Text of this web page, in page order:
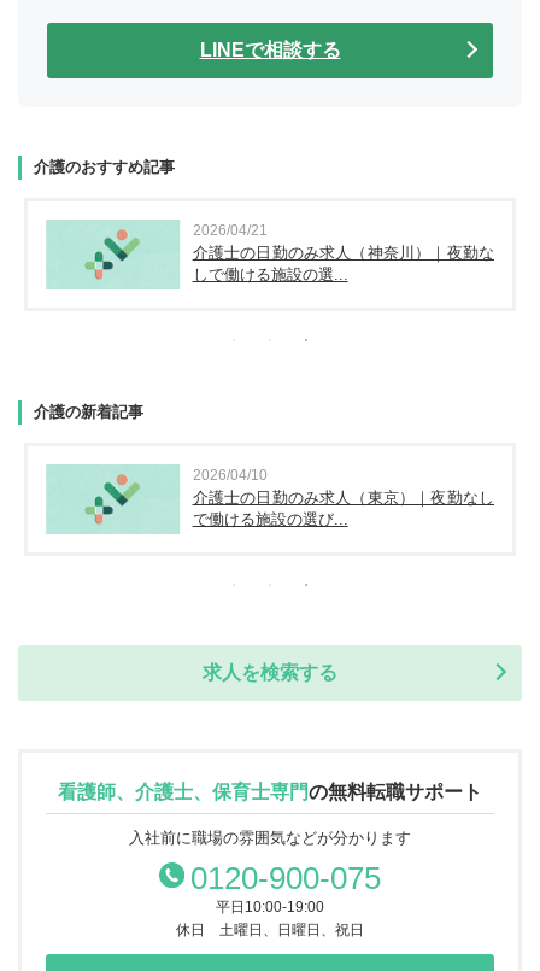
LINEで相談する
介護のおすすめ記事
2026/04/21
介護士の日勤のみ求人（神奈川）｜夜勤な
しで働ける施設の選...
介護の新着記事
2026/04/10
介護士の日勤のみ求人（東京）｜夜勤なし
で働ける施設の選び...
求人を検索する
看護師、介護士、保育士専門の無料転職サポート
入社前に職場の雰囲気などが分かります
0120-900-075
平日10:00-19:00
休日 土曜日、日曜日、祝日